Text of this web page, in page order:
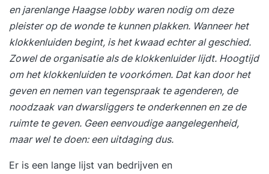
en jarenlange Haagse lobby waren nodig om deze
pleister op de wonde te kunnen plakken. Wanneer het
klokkenluiden begint, is het kwaad echter al geschied.
Zowel de organisatie als de klokkenluider lijdt. Hoogtijd
om het klokkenluiden te voorkómen. Dat kan door het
geven en nemen van tegenspraak te agenderen, de
noodzaak van dwarsliggers te onderkennen en ze de
ruimte te geven. Geen eenvoudige aangelegenheid,
maar wel te doen: een uitdaging dus.
Er is een lange lijst van bedrijven en